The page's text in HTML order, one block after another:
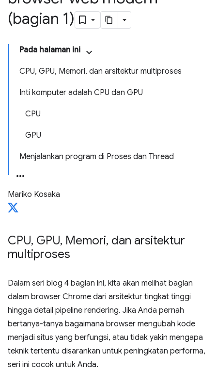
(bagian 1)
Pada halaman ini
CPU, GPU, Memori, dan arsitektur multiproses
Inti komputer adalah CPU dan GPU
CPU
GPU
Menjalankan program di Proses dan Thread
Mariko Kosaka
CPU, GPU, Memori, dan arsitektur
multiproses
Dalam seri blog 4 bagian ini, kita akan melihat bagian
dalam browser Chrome dari arsitektur tingkat tinggi
hingga detail pipeline rendering. Jika Anda pernah
bertanya-tanya bagaimana browser mengubah kode
menjadi situs yang berfungsi, atau tidak yakin mengapa
teknik tertentu disarankan untuk peningkatan performa,
seri ini cocok untuk Anda.